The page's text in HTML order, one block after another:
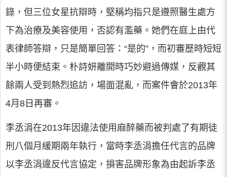
錄，但三位女星抗辯時，堅稱均指只是遵照醫生處方
下為治療及美容使用，否認有濫藥。她們在庭上由代
表律師答辯，只是簡單回答：“是的”，而初審歷時短短
半小時便結束。朴詩妍離開時巧妙避過傳媒，反觀其
餘兩人受到熱烈追訪，場面混亂，而案件會於2013年
4月8日再審。
李丞涓在2013年因違法使用麻醉藥而被判處了有期徒
刑八個月緩期兩年執行，當時李丞涓擔任代言的品牌
以李丞涓違反代言協定，損害品牌形象為由起訴李丞